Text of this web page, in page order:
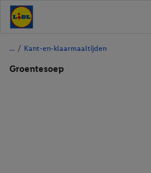
/ Kant-en-klaarmaaltijden
Groentesoep